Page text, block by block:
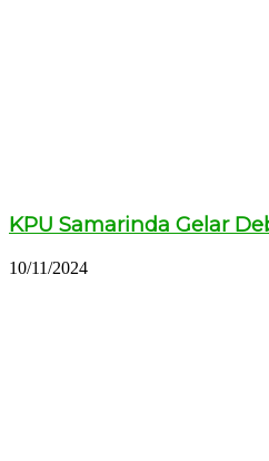
KPU Samarinda Gelar
10/11/2024